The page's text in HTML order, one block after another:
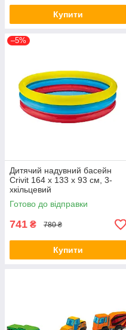
Купити
–5%
Дитячий надувний басейн
Crivit 164 х 133 х 93 см, 3-
хкільцевий
Готово до відправки
741 ₴ 780 ₴
Купити